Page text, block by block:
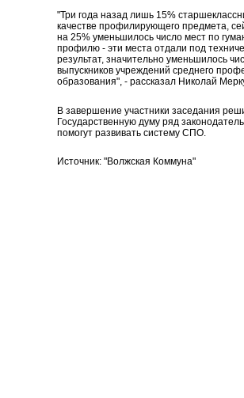
"Три года назад лишь 15%
качестве профилирующего предмета,
на 25% уменьшилось число мест по
профилю - эти места отдали под
результат, значительно уменьшилось
выпускников учреждений среднего
образования", - рассказал Николай
В завершение участники заседания
Государственную думу ряд
помогут развивать систему СПО.
Источник: "Волжская Коммуна"